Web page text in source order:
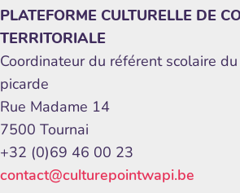
PLATEFORME CULTURELLE DE
TERRITORIALE
Coordinateur du référent scolaire
picarde
Rue Madame 14
7500 Tournai
+32 (0)69 46 00 23
contact@culturepointwapi.be